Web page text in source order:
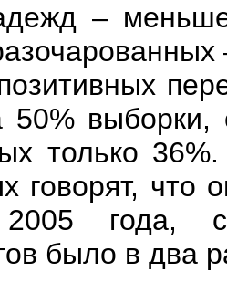
–
позитивных
50%
только
говорят, что
2005 года,
было в два